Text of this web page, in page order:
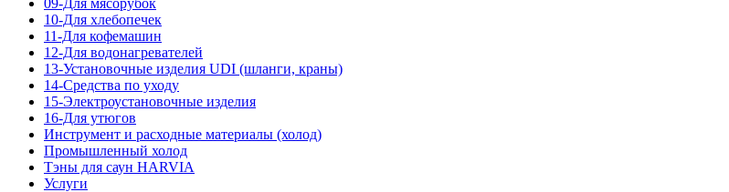
09-Для мясорубок
10-Для хлебопечек
11-Для кофемашин
12-Для водонагревателей
13-Установочные изделия UDI (шланги, краны)
14-Средства по уходу
15-Электроустановочные изделия
16-Для утюгов
Инструмент и расходные материалы (холод)
Промышленный холод
Тэны для саун HARVIA
Услуги